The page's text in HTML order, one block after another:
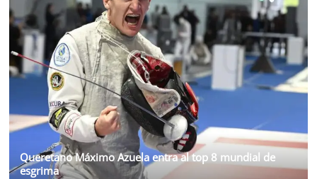
Queretano Máximo Azuela entra al top 8 mundial de
esgrima